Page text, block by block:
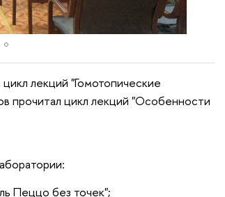
лекций "Гомотопические
прочитал цикл лекций "Особенности
Пеццо без точек";